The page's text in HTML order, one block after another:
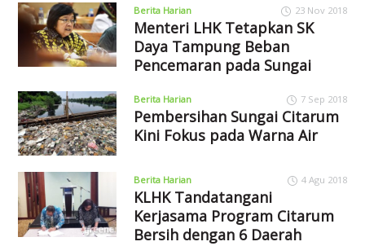
Berita Harian 23 Nov 2018
Menteri LHK Tetapkan SK
Daya Tampung Beban
Pencemaran pada Sungai
Berita Harian 7 Sep 2018
Pembersihan Sungai Citarum
Kini Fokus pada Warna Air
Berita Harian 4 Agu 2018
KLHK Tandatangani
Kerjasama Program Citarum
Bersih dengan 6 Daerah